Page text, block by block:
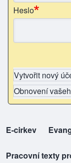
Heslo
Vytvořit nový
Obnovení
top-odkazy
E-cirkev
(opens in new
Pracovní texty
(opens in new